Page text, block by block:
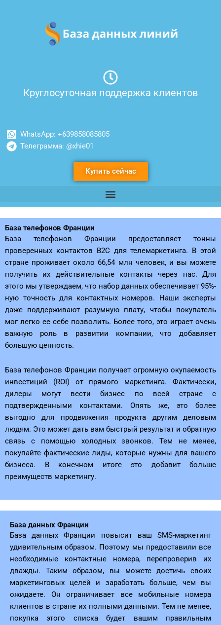
содержимому
Круглосуточная поддержка клиентов
WhatsApp: +639858085805
Телеграмма: @xhie01
Купить сейчас
База телефонов Франции
База телефонов Франции предоставляет тонны
проверенных контактов B2C для телемаркетинга. В этой
стране проживает около 66,54 млн человек, и вы можете
получить их действительные контакты через нас. Для
этого мы утверждаем, что набор данных обеспечивает 95%-
ную точность для контактных номеров. Наши эксперты
даже поддерживают разумную плату, чтобы покупатель
мог легко ее себе позволить. Более того, это играет очень
важную роль в развитии компании, что добавляет
большую ценность.
База телефонов Франции получает огромную окупаемость
инвестиций (ROI) от прямого маркетинга. Фактически,
дилеры могут вести бизнес по всей стране с
подтвержденными контактами. Опять же, это более
выгодно для продвижения продукта другим деловым
людям. Это может дать вам быстрый результат и обратную
связь с помощью холодных звонков. Тем не менее,
покупайте фактические лиды, которые нужны для вашего
бизнеса. В конечном итоге это добавит больше
преимуществ маркетингу.
База данных Франции
База данных Франции повысит ваш SMS-маркетинг
удивительным образом. Поэтому мы предоставили все
необходимые контактные номера, перепроверив их
дважды. Таким образом, вы можете достичь своих
маркетинговых целей и заработать больше, чем вы
ожидаете. Он ограничивает все мобильные номера
клиентов в стране их полными данными. Тем не менее,
покупка этого списка будет вашим правильным